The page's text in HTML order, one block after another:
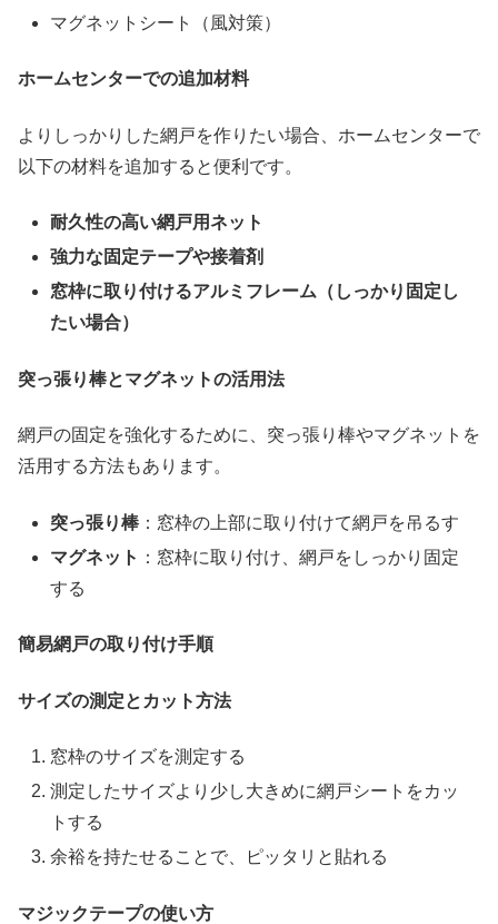
マグネットシート（風対策）
ホームセンターでの追加材料
よりしっかりした網戸を作りたい場合、ホームセンターで
以下の材料を追加すると便利です。
耐久性の高い網戸用ネット
強力な固定テープや接着剤
窓枠に取り付けるアルミフレーム（しっかり固定し
たい場合）
突っ張り棒とマグネットの活用法
網戸の固定を強化するために、突っ張り棒やマグネットを
活用する方法もあります。
突っ張り棒 ：窓枠の上部に取り付けて網戸を吊るす
マグネット ：窓枠に取り付け、網戸をしっかり固定
する
簡易網戸の取り付け手順
サイズの測定とカット方法
窓枠のサイズを測定する
測定したサイズより少し大きめに網戸シートをカッ
トする
余裕を持たせることで、ピッタリと貼れる
マジックテープの使い方